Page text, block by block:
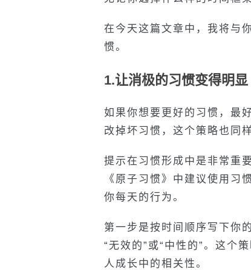
在今天这篇文章中，我将与
惯。
1.让消极的习惯变得明显
如果你想要更好的习惯，最
改掉坏习惯，这个策略也同
提示在习惯形成中是非常重
《原子习惯》中建议使用习
你每天的行为。
第一步是按时间顺序写下你
“无效的”或“中性的”。这个
人成长中的相关性。